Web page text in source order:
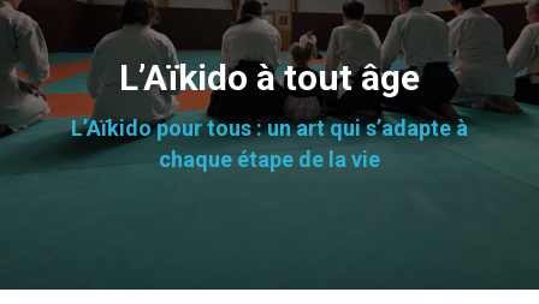
L’Aïkido à tout âge
L’Aïkido pour tous : un art qui s’adapte à
chaque étape de la vie